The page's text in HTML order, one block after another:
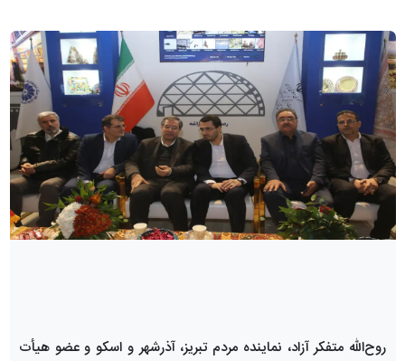
روح‌‌الله متفکر آزاد، نماینده مردم تبریز، آذرشهر و اسکو و عضو هیأت